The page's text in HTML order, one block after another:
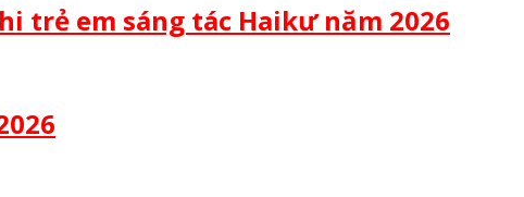
trẻ em sáng tác Haikư năm 2026